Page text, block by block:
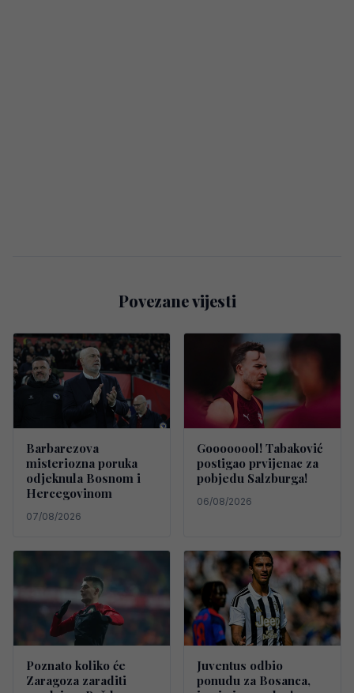
Povezane vijesti
Barbarezova
misteriozna poruka
odjeknula Bosnom i
Hercegovinom
07/08/2026
Goooooool! Tabaković
postigao prvijenac za
pobjedu Salzburga!
06/08/2026
Poznato koliko će
Zaragoza zaraditi
Juventus odbio
ponudu za Bosanca,